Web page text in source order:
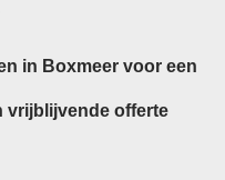
in Boxmeer voor een
vrijblijvende offerte